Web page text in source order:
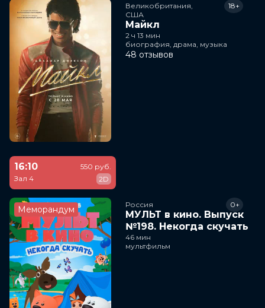
Великобритания,
США
Майкл
18+
2 ч 13 мин
биография, драма, музыка
48 отзывов
16:10
Зал 4
550 руб.
2D
Меморандум Россия
МУЛЬТ в кино. Выпуск
№198. Некогда скучать
0+
46 мин
мультфильм